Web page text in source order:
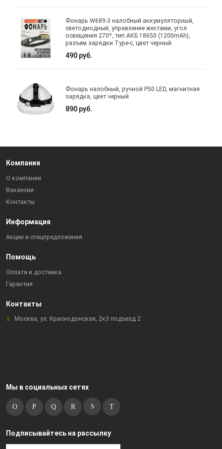
Фонарь W689-3 налобный аккумуляторный,
светодиодный, управление жестами, угол
освещения 270º, тип АКБ 18650 (1200mAh),
разъем зарядки Type-c, цвет черный
490 руб.
Фонарь налобный, ручной P50 LED, магнитная
зарядка, цвет черный
890 руб.
Компания
О компании
Вакансии
Контакты
Информация
Акции и спецпредложения
Помощь
Оплата и доставка
Гарантия
Контакты
Москва, ул. Краснодонская, 2к3 подъезд 2
Мы в социальных сетях
Подписывайтесь на рассылку